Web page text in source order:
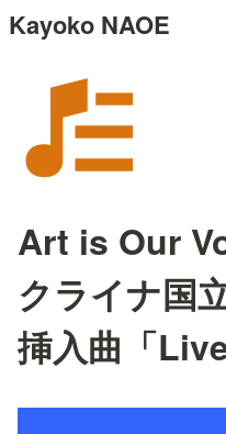
Kayoko NAOE
Art is Our
クライナ国
挿入曲「